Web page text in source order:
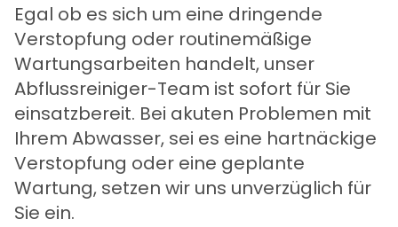
Egal ob es sich um eine dringende
Verstopfung oder routinemäßige
Wartungsarbeiten handelt, unser
Abflussreiniger-Team ist sofort für Sie
einsatzbereit. Bei akuten Problemen mit
Ihrem Abwasser, sei es eine hartnäckige
Verstopfung oder eine geplante
Wartung, setzen wir uns unverzüglich für
Sie ein.